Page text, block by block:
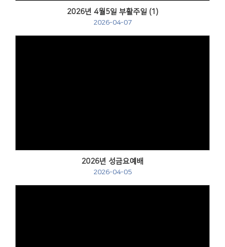
2026년 4월5일 부활주일 (1)
2026-04-07
2026년 성금요예배
2026-04-05